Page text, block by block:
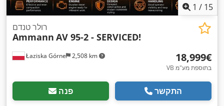
1 / 15
Łaziska Górne 2,508 km
רולר טנדם
Ammann AV 95-2 - SERVICED!
‏18,999 ‏€
VB בתוספת מע"מ
פנה התקשר